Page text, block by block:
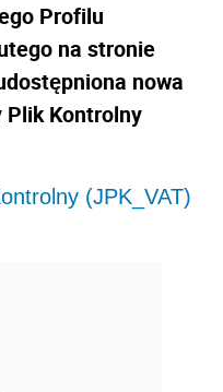
Profilu
na stronie
nowa
Plik Kontrolny
(JPK_VAT)